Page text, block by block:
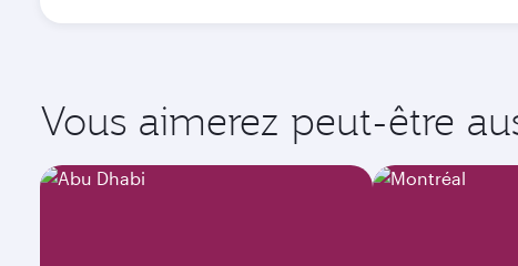
Vous aimerez peut-être